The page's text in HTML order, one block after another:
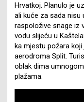
Hrvatkoj. Planulo je
ali kuće za sada nisu
raspoložive snage iz
vodu slijeću u
ka mjestu požara
aerodroma Split.
oblak dima
plažama.